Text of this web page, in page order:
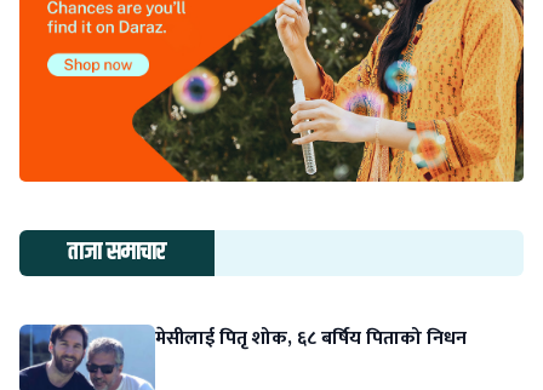
ताजा समाचार
मेसीलाई पितृ शोक, ६८ बर्षिय पिताको निधन